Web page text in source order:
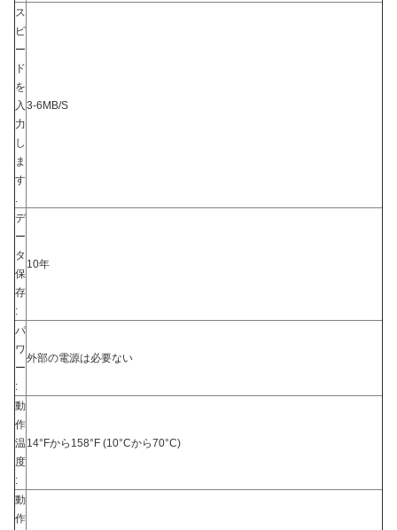
ス
ピ
ー
ド
を
入
力
し
ま
す
.
3-6MB/S
デ
ー
タ
保
存
:
10年
パ
ワ
ー
:
外部の電源は必要ない
動
作
温
度
:
14°Fから158°F (10°Cから70°C)
動
作